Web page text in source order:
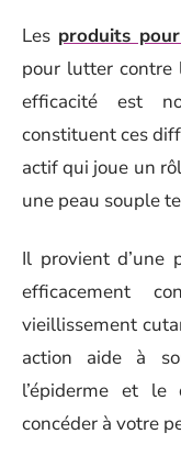
Les produits
pour lutter contre
efficacité est
constituent ces
actif qui joue un
une peau souple
Il provient d’une
efficacement
vieillissement
action aide à
l’épiderme et
concéder à votre